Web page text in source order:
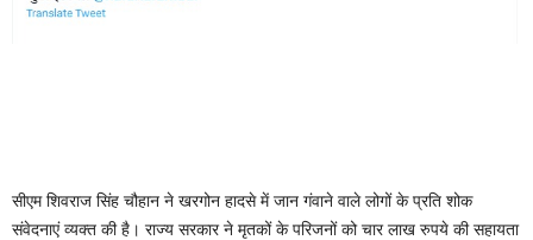
सीएम शिवराज सिंह चौहान ने खरगोन हादसे में जान गंवाने वाले लोगों के प्रति शोक
संवेदनाएं व्यक्त की है। राज्य सरकार ने मृतकों के परिजनों को चार लाख रुपये की सहायता